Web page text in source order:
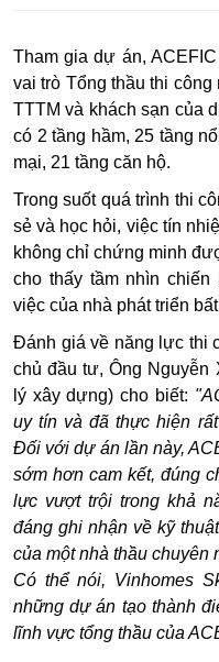
Tham gia dự án,
vai trò Tổng thầu thi
TTTM và khách sạn của
có 2 tầng hầm, 25 tầng
mại, 21 tầng căn hộ.
Trong suốt quá trình thi
sẻ và học hỏi, việc tín
không chỉ chứng minh
cho thấy tầm nhìn
việc của nhà phát triển
Đánh giá về năng lực thi
chủ đầu tư, Ông Nguyễn
lý xây dựng) cho biết:
uy tín và đã thực hiện
Đối với dự án lần này,
sớm hơn cam kết, đúng
lực vượt trội trong khả
đáng ghi nhận về kỹ
của một nhà thầu chuyên
Có thể nói, Vinhomes
những dự án tạo thành
lĩnh vực tổng thầu của